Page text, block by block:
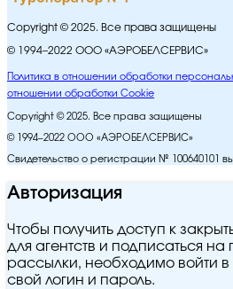
Copyright © 2025. Все права защищены
© 1994–2022 ООО «АЭРОБЕЛСЕРВИС»
Политика в отношении обработки
отношении обработки Cookie
Copyright © 2025. Все права защищены
© 1994–2022 ООО «АЭРОБЕЛСЕРВИС»
Свидетельство о регистрации № 100640101
Авторизация
Чтобы получить доступ к
для агентств и подписаться
рассылки, необходимо войти в
свой логин и пароль.